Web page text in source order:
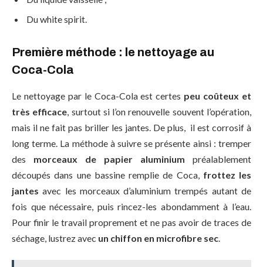
Du white spirit.
Première méthode : le nettoyage au
Coca-Cola
Le nettoyage par le Coca-Cola est certes peu coûteux et
très efficace, surtout si l’on renouvelle souvent l’opération,
mais il ne fait pas briller les jantes. De plus, il est corrosif à
long terme. La méthode à suivre se présente ainsi : tremper
des morceaux de papier aluminium préalablement
découpés dans une bassine remplie de Coca, frottez les
jantes avec les morceaux d’aluminium trempés autant de
fois que nécessaire, puis rincez-les abondamment à l’eau.
Pour finir le travail proprement et ne pas avoir de traces de
séchage, lustrez avec un chiffon en microfibre sec.